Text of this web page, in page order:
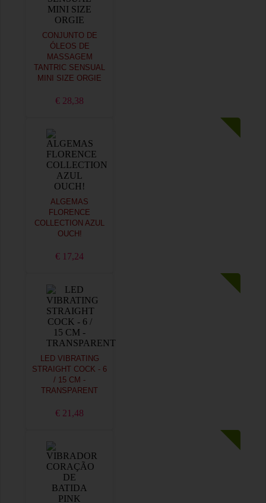
CONJUNTO DE
ÓLEOS DE
MASSAGEM
TANTRIC SENSUAL
MINI SIZE ORGIE
€ 28,38
ALGEMAS
FLORENCE
COLLECTION AZUL
OUCH!
€ 17,24
LED VIBRATING
STRAIGHT COCK - 6
/ 15 CM -
TRANSPARENT
€ 21,48